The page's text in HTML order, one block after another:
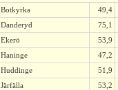
Botkyrka 49,4
Danderyd
75,1
Ekerö
53,9
Haninge
47,2
Huddinge
51,9
Järfälla
53,2